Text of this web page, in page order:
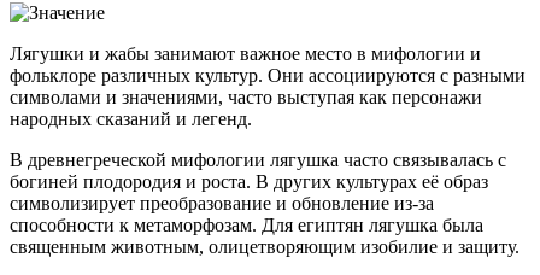
Лягушки и жабы занимают важное место в мифологии и
фольклоре различных культур. Они ассоциируются с разными
символами и значениями, часто выступая как персонажи
народных сказаний и легенд.
В древнегреческой мифологии лягушка часто связывалась с
богиней плодородия и роста. В других культурах её образ
символизирует преобразование и обновление из-за
способности к метаморфозам. Для египтян лягушка была
священным животным, олицетворяющим изобилие и защиту.